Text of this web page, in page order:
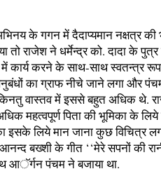
के गगन में दैदाप्यमान नक्षत्र की
राजेश ने धर्मेन्द्र को. दादा के पुत्र
कार्य करने के साथ-साथ स्वतन्त्र
का ग्राफ नीचे जाने लगा और
वास्तव में इससे बहुत अधिक थे.
महत्वपूर्ण पिता की भूमिका के
इसके लिये मान जाना कुछ विचित्र
बख्शी के गीत ‘‘मेरे सपनों की
आॅर्गन पंचम ने बजाया था.